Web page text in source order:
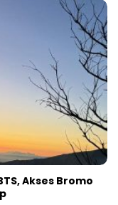
Akses Bromo